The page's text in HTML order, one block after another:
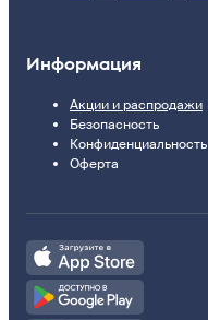
Информация
Акции и распродажи
Безопасность
Конфиденциальность
Оферта